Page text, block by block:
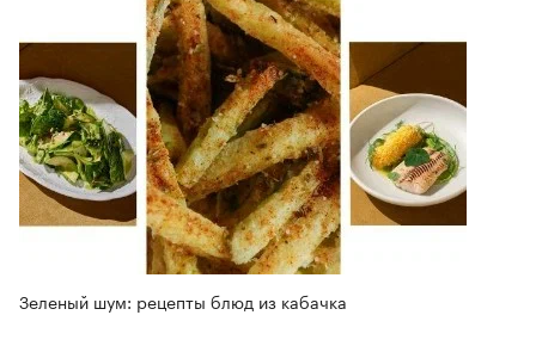
Зеленый шум: рецепты блюд из кабачка